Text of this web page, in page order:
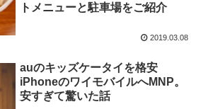
トメニューと駐車場をご紹介
2019.03.08
auのキッズケータイを格安
iPhoneのワイモバイルへMNP。
安すぎて驚いた話